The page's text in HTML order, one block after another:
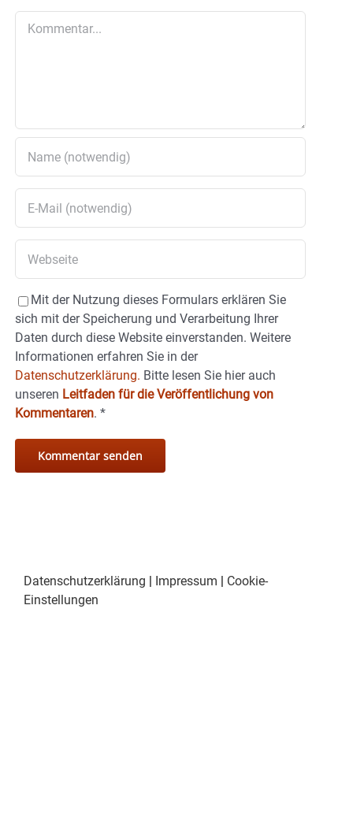
Mit der Nutzung dieses Formulars erklären Sie
sich mit der Speicherung und Verarbeitung Ihrer
Daten durch diese Website einverstanden. Weitere
Informationen erfahren Sie in der
Datenschutzerklärung. Bitte lesen Sie hier auch
unseren Leitfaden für die Veröffentlichung von
Kommentaren. *
Datenschutzerklärung Impressum
Cookie-
Einstellungen